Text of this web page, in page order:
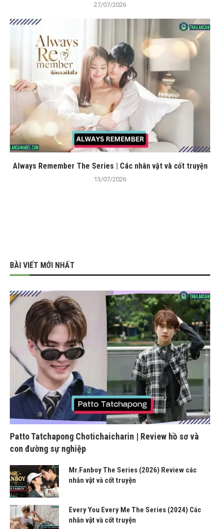
27/07/2026
Always Remember The Series | Các nhân vật và cốt truyện
13/07/2026
BÀI VIẾT MỚI NHẤT
Patto Tatchapong Chotichaicharin | Review hồ sơ và
con đường sự nghiệp
Mr.Fanboy The Series (2026) Review các
nhân vật và cốt truyện
Every You Every Me The Series (2024) Các
nhân vật và cốt truyện